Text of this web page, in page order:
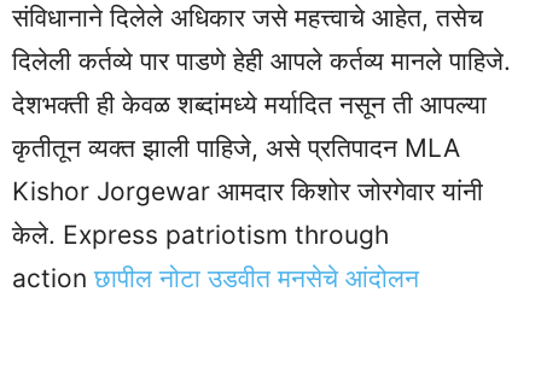
संविधानाने दिलेले अधिकार जसे महत्त्वाचे आहेत, तसेच
दिलेली कर्तव्ये पार पाडणे हेही आपले कर्तव्य मानले पाहिजे.
देशभक्ती ही केवळ शब्दांमध्ये मर्यादित नसून ती आपल्या
कृतीतून व्यक्त झाली पाहिजे, असे प्रतिपादन MLA
Kishor Jorgewar आमदार किशोर जोरगेवार यांनी
केले. Express patriotism through
actionछापील नोटा उडवीत मनसेचे आंदोलन